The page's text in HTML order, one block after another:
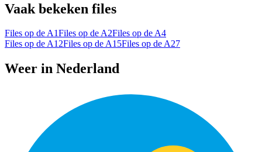
Vaak bekeken files
Files op de A1Files op de A2Files op de A4
Files op de A12Files op de A15Files op de A27
Weer in Nederland